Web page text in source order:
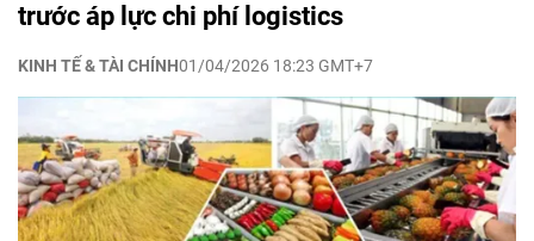
trước áp lực chi phí logistics
KINH TẾ & TÀI CHÍNH01/04/2026 18:23 GMT+7